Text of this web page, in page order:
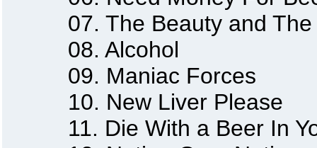
07. The Beauty and The
08. Alcohol
09. Maniac Forces
10. New Liver Please
11. Die With a Beer In